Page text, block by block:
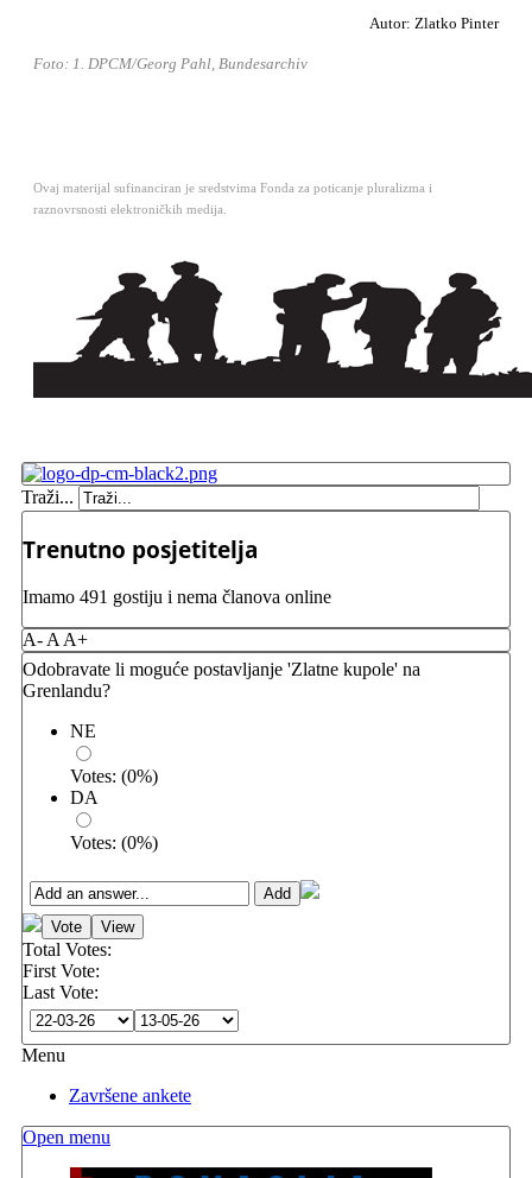
Autor: Zlatko Pinter
Foto: 1. DPCM/Georg Pahl, Bundesarchiv
Ovaj materijal sufinanciran je sredstvima Fonda za poticanje pluralizma i
raznovrsnosti elektroničkih medija.
Traži...
Trenutno posjetitelja
Imamo 491 gostiju i nema članova online
A- A A+
Odobravate li moguće postavljanje 'Zlatne kupole' na
Grenlandu?
NE
Votes: (0%)
DA
Votes: (0%)
Total Votes:
First Vote:
Last Vote:
Menu
Završene ankete
Open menu